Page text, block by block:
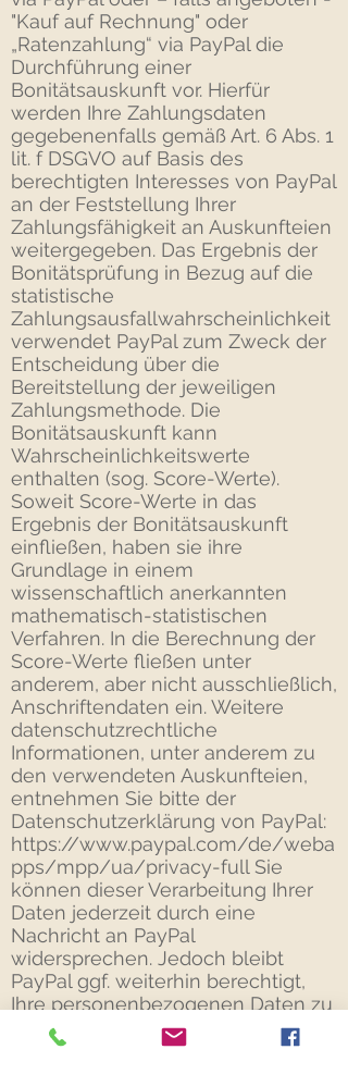
"Kauf auf Rechnung" oder
„Ratenzahlung“ via PayPal die
Durchführung einer
Bonitätsauskunft vor. Hierfür
werden Ihre Zahlungsdaten
gegebenenfalls gemäß Art. 6 Abs. 1
lit. f DSGVO auf Basis des
berechtigten Interesses von PayPal
an der Feststellung Ihrer
Zahlungsfähigkeit an Auskunfteien
weitergegeben. Das Ergebnis der
Bonitätsprüfung in Bezug auf die
statistische
Zahlungsausfallwahrscheinlichkeit
verwendet PayPal zum Zweck der
Entscheidung über die
Bereitstellung der jeweiligen
Zahlungsmethode. Die
Bonitätsauskunft kann
Wahrscheinlichkeitswerte
enthalten (sog. Score-Werte).
Soweit Score-Werte in das
Ergebnis der Bonitätsauskunft
einfließen, haben sie ihre
Grundlage in einem
wissenschaftlich anerkannten
mathematisch-statistischen
Verfahren. In die Berechnung der
Score-Werte fließen unter
anderem, aber nicht ausschließlich,
Anschriftendaten ein. Weitere
datenschutzrechtliche
Informationen, unter anderem zu
den verwendeten Auskunfteien,
entnehmen Sie bitte der
Datenschutzerklärung von PayPal:
https://www.paypal.com/de/weba
pps/mpp/ua/privacy-full Sie
können dieser Verarbeitung Ihrer
Daten jederzeit durch eine
Nachricht an PayPal
widersprechen. Jedoch bleibt
PayPal ggf. weiterhin berechtigt,
Ihre personenbezogenen Daten zu
verarbeiten, sofern dies zur
vertragsgemäßen